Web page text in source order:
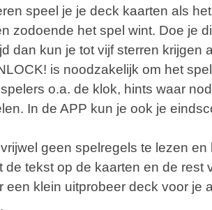
speel je je deck kaarten als
zodoende het spel wint. Doe je
dan kun je tot vijf sterren krijgen
is noodzakelijk om het
o.a. de klok, hints waar
In de APP kun je ook je
geen spelregels te lezen
de tekst op de kaarten en de rest
een klein uitprobeer deck voor je